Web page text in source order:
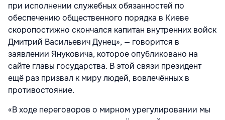
при исполнении служебных обязанностей по
обеспечению общественного порядка в Киеве
скоропостижно скончался капитан внутренних войск
Дмитрий Васильевич Дунец», — говорится в
заявлении Януковича, которое опубликовано на
сайте главы государства. В этой связи президент
ещё раз призвал к миру людей, вовлечённых в
противостояние.
«В ходе переговоров о мирном урегулировании мы